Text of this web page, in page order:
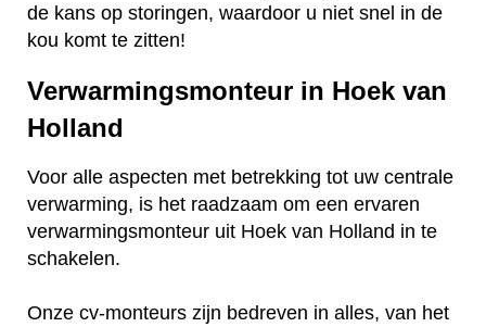
de kans op storingen, waardoor u niet snel in de
kou komt te zitten!
Verwarmingsmonteur in Hoek van
Holland
Voor alle aspecten met betrekking tot uw centrale
verwarming, is het raadzaam om een ervaren
verwarmingsmonteur uit Hoek van Holland in te
schakelen.
Onze cv-monteurs zijn bedreven in alles, van het